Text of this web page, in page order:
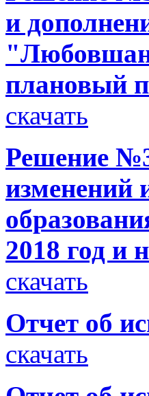
и
плановый
скачать
Решение
изменений
2018 год и
скачать
Отчет об
скачать